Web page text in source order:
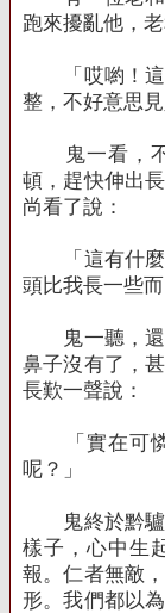
跑來擾亂他，老
「哎喲！這
整，不好意思見
鬼一看，不
頓，趕快伸出
尚看了說：
「這有什麼
頭比我長一些而
鬼一聽，還
鼻子沒有了，
長歎一聲說：
「實在可憐
呢？」
鬼終於黔驢
樣子，心中生
報。仁者無敵
形。我們都以